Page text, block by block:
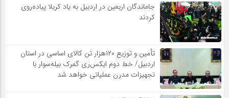
جاماندگان اربعین در اردبیل به یاد کربلا پیاده‌روی
کردند
تأمین و توزیع ۱۲۰هزار تن کالای اساسی در استان
اردبیل/ خط دوم ایکس‌ری گمرک بیله‌سوار با
تجهیزات مدرن عملیاتی خواهد شد